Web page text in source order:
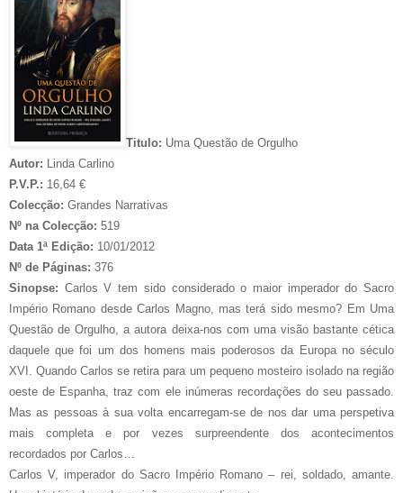
Titulo: Uma Questão de Orgulho
Autor:
Linda Carlino
P.V.P.: 16,64 €
Colecção: Grandes Narrativas
Nº na Colecção: 519
Data 1ª Edição: 10/01/2012
Nº de Páginas: 376
Sinopse: Carlos V tem sido considerado o maior imperador do Sacro
Império Romano desde Carlos Magno, mas terá sido mesmo? Em Uma
Questão de Orgulho, a autora deixa-nos com uma visão bastante cética
daquele que foi um dos homens mais poderosos da Europa no século
XVI. Quando Carlos se retira para um pequeno mosteiro isolado na região
oeste de Espanha, traz com ele inúmeras recordações do seu passado.
Mas as pessoas à sua volta encarregam-se de nos dar uma perspetiva
mais completa e por vezes surpreendente dos acontecimentos
recordados por Carlos…
Carlos V, imperador do Sacro Império Romano – rei, soldado, amante.